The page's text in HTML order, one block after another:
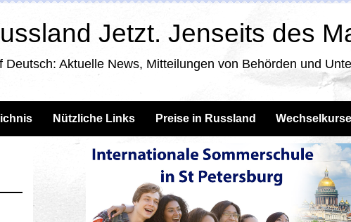
Jetzt. Jenseits des
Deutsch: Aktuelle News, Mitteilungen von Behörden und
Nützliche Links Preise in Russland